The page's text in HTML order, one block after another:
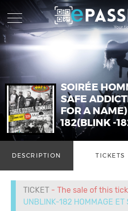
SOIRÉE
SAFE
FOR A
182(BLINK -
DESCRIPTION TICKETS
TICKET - The sale of this
UNBLINK-182 HOMMAGE ET